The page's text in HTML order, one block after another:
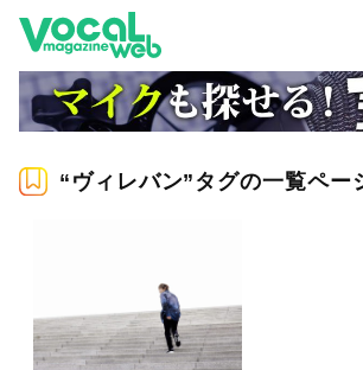
“ヴィレバン”タグの一覧ペー